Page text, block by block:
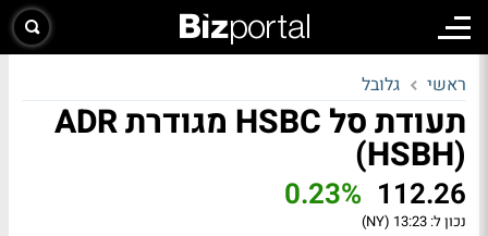
ראשי גלובל
תעודת סל HSBC מגודרת ADR
(HSBH)
112.26
0.23%
נכון ל: 13:23 (NY)